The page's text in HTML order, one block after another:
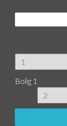
Bolig 1